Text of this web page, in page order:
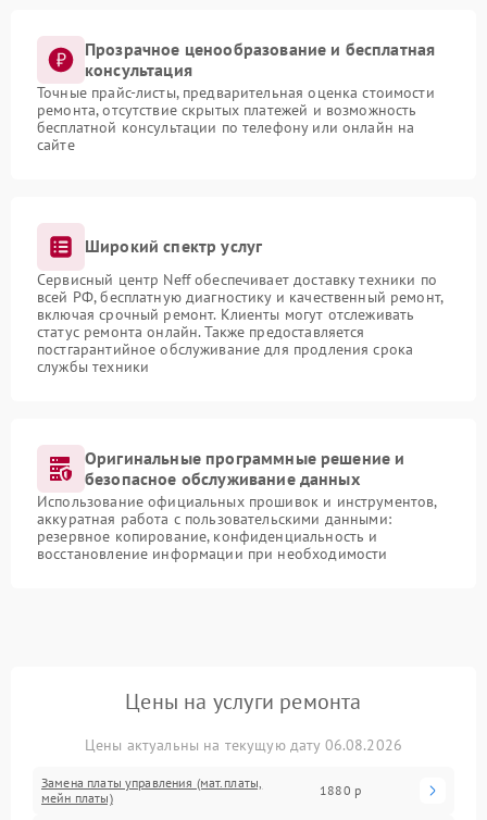
Прозрачное ценообразование и бесплатная
консультация
Точные прайс-листы, предварительная оценка стоимости
ремонта, отсутствие скрытых платежей и возможность
бесплатной консультации по телефону или онлайн на
сайте
Широкий спектр услуг
Сервисный центр Neff обеспечивает доставку техники по
всей РФ, бесплатную диагностику и качественный ремонт,
включая срочный ремонт. Клиенты могут отслеживать
статус ремонта онлайн. Также предоставляется
постгарантийное обслуживание для продления срока
службы техники
Оригинальные программные решение и
безопасное обслуживание данных
Использование официальных прошивок и инструментов,
аккуратная работа с пользовательскими данными:
резервное копирование, конфиденциальность и
восстановление информации при необходимости
Цены на услуги ремонта
Цены актуальны на текущую дату 06.08.2026
Замена платы управления (мат.платы,
мейн платы)
1880 р